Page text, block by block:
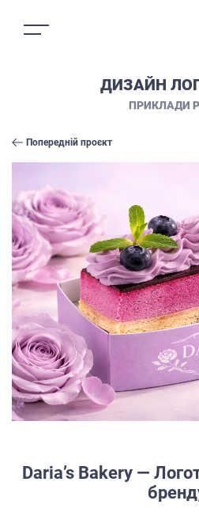
ДИЗАЙН
ПРИКЛАДИ
Попередній проєкт
Daria’s Bakery —